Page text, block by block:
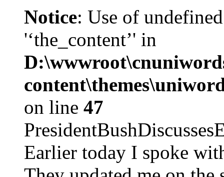
Notice: Use of
'‘the_content’' in
on line 47
Earlier today I spoke